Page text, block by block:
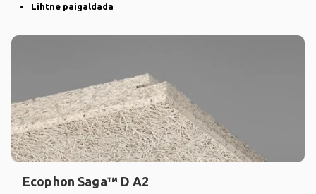
Lihtne paigaldada
Ecophon Saga™ D A2